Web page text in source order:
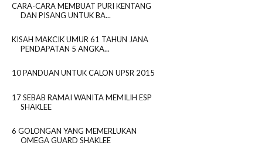
CARA-CARA MEMBUAT PURI KENTANG
DAN PISANG UNTUK BA...
KISAH MAKCIK UMUR 61 TAHUN JANA
PENDAPATAN 5 ANGKA...
10 PANDUAN UNTUK CALON UPSR 2015
17 SEBAB RAMAI WANITA MEMILIH ESP
SHAKLEE
6 GOLONGAN YANG MEMERLUKAN
OMEGA GUARD SHAKLEE